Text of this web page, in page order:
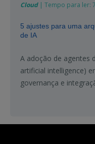
Cloud| Tempo para ler:
5 ajustes para uma
de IA
A adoção de agentes
artificial intelligence)
governança e